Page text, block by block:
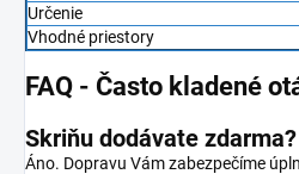
Určenie
Vhodné priestory
FAQ - Často kladené
Skriňu dodávate zdarma?
Áno. Dopravu Vám zabezpečíme